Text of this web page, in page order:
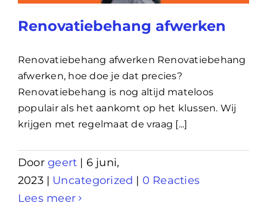
Renovatiebehang afwerken
Renovatiebehang afwerken Renovatiebehang
afwerken, hoe doe je dat precies?
Renovatiebehang is nog altijd mateloos
populair als het aankomt op het klussen. Wij
krijgen met regelmaat de vraag [...]
Doorgeert | 6 juni,
2023 | Uncategorized | 0 Reacties
Lees meer